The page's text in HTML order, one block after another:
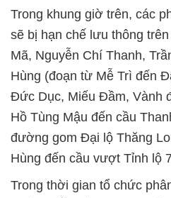
Trong khung giờ trên, các
sẽ bị hạn chế lưu thông
Mã, Nguyễn Chí Thanh,
Hùng (đoạn từ Mễ Trì đến
Đức Dục, Miếu Đầm, Vành
Hồ Tùng Mậu đến cầu
đường gom Đại lộ Thăng
Hùng đến cầu vượt Tỉnh lộ
Trong thời gian tổ chức